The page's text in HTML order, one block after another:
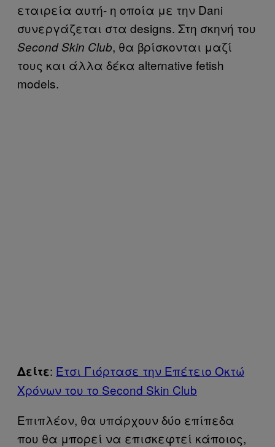
εταιρεία αυτή- η οποία με την Dani
συνεργάζεται στα designs. Στη σκηνή του
Second Skin Club, θα βρίσκονται μαζί
τους και άλλα δέκα alternative fetish
models.
Δείτε: Έτσι Γιόρτασε την Επέτειο Οκτώ
Χρόνων του το Second Skin Club
Επιπλέον, θα υπάρχουν δύο επίπεδα
που θα μπορεί να επισκεφτεί κάποιος,